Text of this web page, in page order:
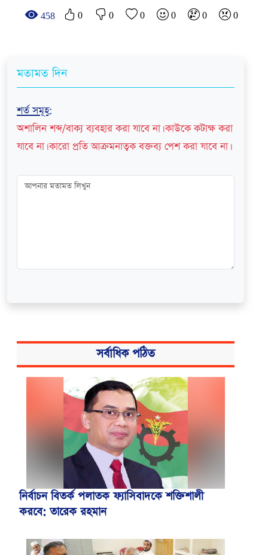
458 0 0 0 0 0 0
মতামত দিন
শর্ত সমূহ:
অশালিন শব্দ/বাক্য ব্যবহার করা যাবে না। কাউকে কটাক্ষ করা
যাবে না। কারো প্রতি আক্রমনাত্বক বক্তব্য পেশ করা যাবে না।
সর্বাধিক পঠিত
নির্বাচন বিতর্ক পলাতক ফ্যাসিবাদকে শক্তিশালী
করবে: তারেক রহমান